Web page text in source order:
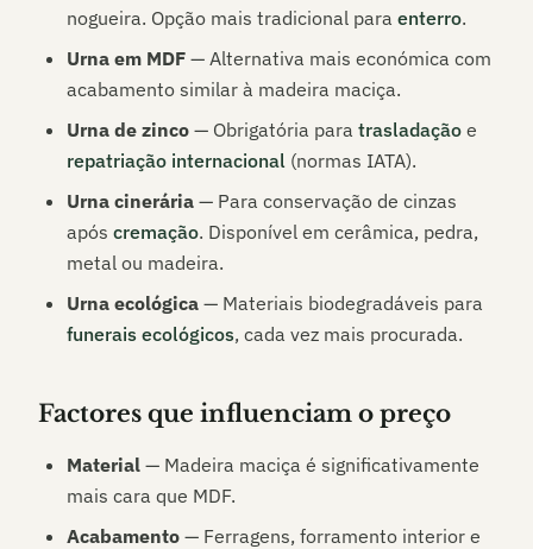
nogueira. Opção mais tradicional para enterro.
Urna em MDF — Alternativa mais económica com
acabamento similar à madeira maciça.
Urna de zinco — Obrigatória para trasladação e
repatriação internacional (normas IATA).
Urna cinerária — Para conservação de cinzas
após cremação. Disponível em cerâmica, pedra,
metal ou madeira.
Urna ecológica — Materiais biodegradáveis para
funerais ecológicos, cada vez mais procurada.
Factores que influenciam o preço
Material — Madeira maciça é significativamente
mais cara que MDF.
Acabamento — Ferragens, forramento interior e